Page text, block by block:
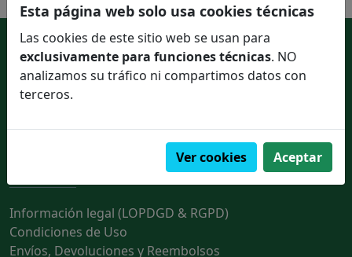
Enlaces de interés
Contactar con nosotros
Información legal (LOPDGD & RGPD)
Condiciones de Uso
Envíos, Devoluciones y Reembolsos
Esta página web solo usa cookies técnicas
Las cookies de este sitio web se usan para
exclusivamente para funciones técnicas. NO
analizamos su tráfico ni compartimos datos con
terceros.
Ver cookies Aceptar